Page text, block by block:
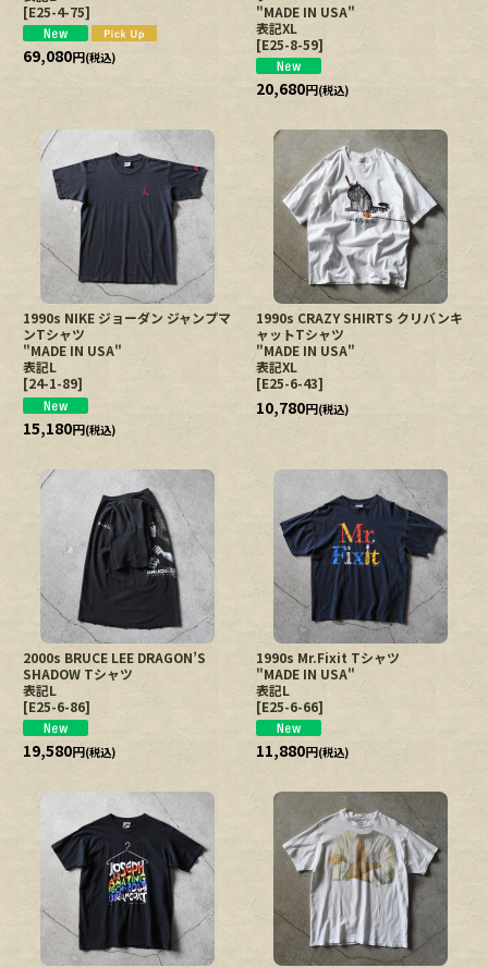
[E25-4-75]
69,080円(税込)
"MADE IN USA"
表記XL
[E25-8-59]
20,680円(税込)
1990s NIKE ジョーダン ジャンプマ
ンTシャツ
"MADE IN USA"
表記L
[24-1-89]
15,180円(税込)
1990s CRAZY SHIRTS クリバンキ
ャットTシャツ
"MADE IN USA"
表記XL
[E25-6-43]
10,780円(税込)
2000s BRUCE LEE DRAGON’S
SHADOW Tシャツ
表記L
[E25-6-86]
19,580円(税込)
1990s Mr.Fixit Tシャツ
"MADE IN USA"
表記L
[E25-6-66]
11,880円(税込)